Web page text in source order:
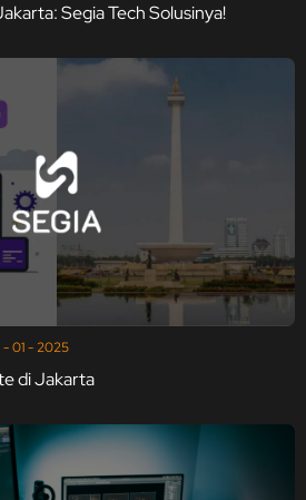
Segia Tech Solusinya!
- 01 - 2025
di Jakarta